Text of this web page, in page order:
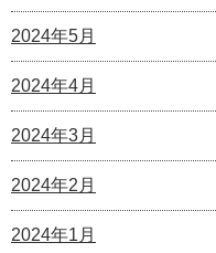
2024年5月
2024年4月
2024年3月
2024年2月
2024年1月